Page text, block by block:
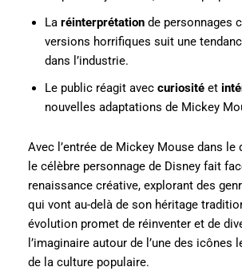
La réinterprétation de personnages
versions horrifiques suit une
dans l’industrie.
Le public réagit avec curiosité et
nouvelles adaptations de Mickey
Avec l’entrée de Mickey Mouse dans le
le célèbre personnage de Disney fait
renaissance créative, explorant des
qui vont au-delà de son héritage
évolution promet de réinventer et de
l’imaginaire autour de l’une des icônes
de la culture populaire.